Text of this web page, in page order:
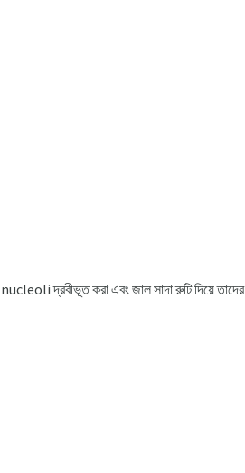
nucleoli দ্রবীভূত করা এবং জাল সাদা রুটি দিয়ে তাদের